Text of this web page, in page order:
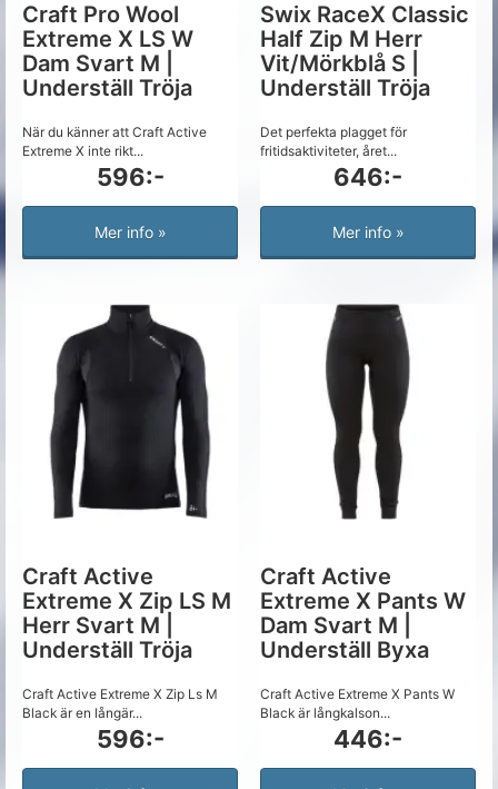
Craft Pro Wool
Extreme X LS W
Dam Svart M |
Underställ Tröja
När du känner att Craft Active
Extreme X inte rikt...
596:-
Mer info »
Swix RaceX Classic
Half Zip M Herr
Vit/Mörkblå S |
Underställ Tröja
Det perfekta plagget för
fritidsaktiviteter, året...
646:-
Mer info »
Craft Active
Extreme X Zip LS M
Herr Svart M |
Underställ Tröja
Craft Active Extreme X Zip Ls M
Black är en långär...
596:-
Craft Active
Extreme X Pants W
Dam Svart M |
Underställ Byxa
Craft Active Extreme X Pants W
Black är långkalson...
446:-